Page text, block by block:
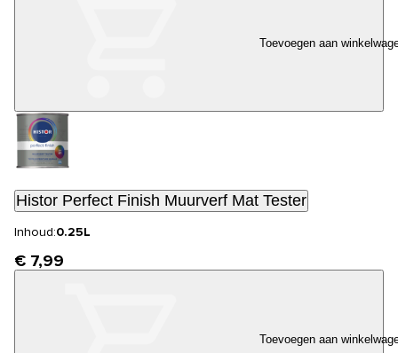
Toevoegen aan
Histor Perfect Finish Muurverf Mat Tester
Inhoud:0.25L
€ 7,99
Toevoegen aan